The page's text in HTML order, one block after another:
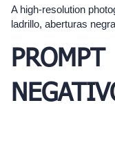
A high-resolution
ladrillo, aberturas
PROMPT